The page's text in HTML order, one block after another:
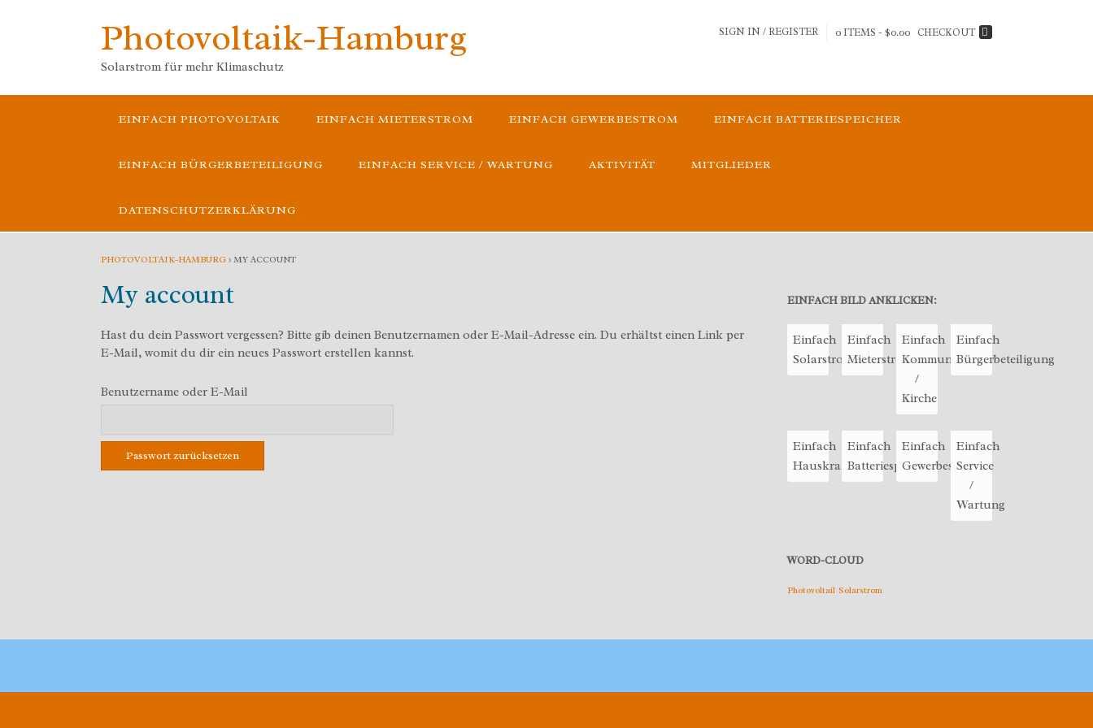
Photovoltaik-Hamburg
Solarstrom für mehr Klimaschutz
SIGN IN / REGISTER 0 ITEMS - $0.00 CHECKOUT
EINFACH PHOTOVOLTAIK EINFACH MIETERSTROM EINFACH GEWERBESTROM EINFACH BATTERIESPEICHER
EINFACH BÜRGERBETEILIGUNG EINFACH SERVICE / WARTUNG AKTIVITÄT MITGLIEDER
DATENSCHUTZERKLÄRUNG
PHOTOVOLTAIK-HAMBURG > MY ACCOUNT
My account
Hast du dein Passwort vergessen? Bitte gib deinen Benutzernamen oder E-Mail-Adresse ein. Du erhältst einen Link per
E-Mail, womit du dir ein neues Passwort erstellen kannst.
Benutzername oder E-Mail
Passwort zurücksetzen
EINFACH BILD ANKLICKEN:
Einfach
Solarstrom
Einfach
Mieterstrom
Einfach
Kommune
/
Kirche
Einfach
Bürgerbeteiligung
Einfach
Hauskraftwerk
Einfach
Batteriespeicher
Einfach
Gewerbestrom
Einfach
Service
/
Wartung
WORD-CLOUD
Photovoltail Solarstrom